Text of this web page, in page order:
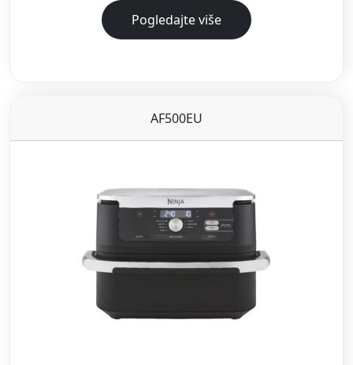
Pogledajte više
AF500EU